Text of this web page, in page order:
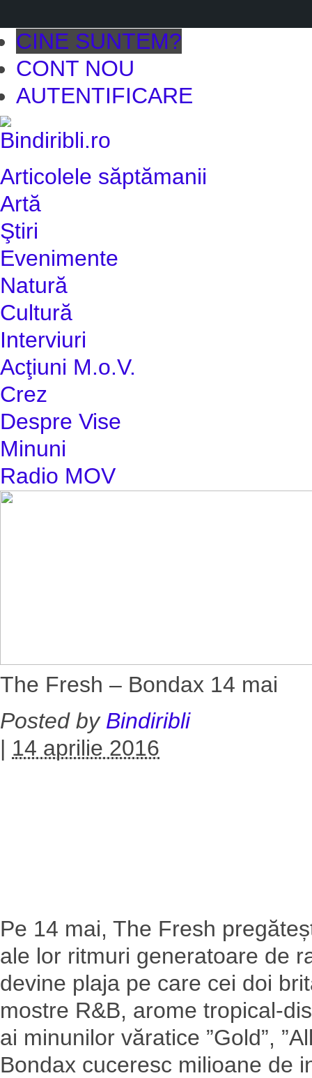
CINE SUNTEM?
CONT NOU
AUTENTIFICARE
Articolele săptămanii
Artă
Ştiri
Evenimente
Natură
Cultură
Interviuri
Acţiuni M.o.V.
Crez
Despre Vise
Minuni
Radio MOV
The Fresh – Bondax 14 mai
Posted by Bindiribli
| 14 aprilie 2016
Pe 14 mai, The Fresh
ale lor ritmuri generatoare de
devine plaja pe care cei doi
mostre R&B, arome tropical-
ai minunilor văratice ”Gold”,
Bondax cuceresc milioane de